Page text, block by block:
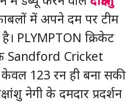
में अपने दम पर टीम
PLYMPTON क्रिकेट
Sandford Cricket
केवल 123 रन ही बना सकी
नेगी के दमदार प्रदर्शन